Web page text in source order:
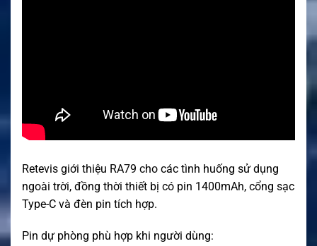
Retevis giới thiệu RA79 cho các tình huống sử dụng
ngoài trời, đồng thời thiết bị có pin 1400mAh, cổng sạc
Type-C và đèn pin tích hợp.
Pin dự phòng phù hợp khi người dùng: